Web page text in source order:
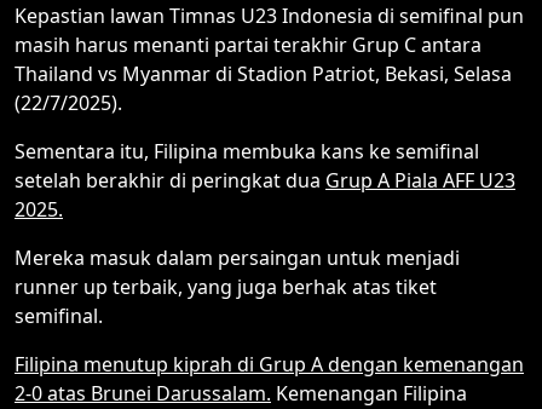
Kepastian lawan Timnas U23 Indonesia di semifinal pun
masih harus menanti partai terakhir Grup C antara
Thailand vs Myanmar di Stadion Patriot, Bekasi, Selasa
(22/7/2025).
Sementara itu, Filipina membuka kans ke semifinal
setelah berakhir di peringkat dua Grup A Piala AFF U23
2025.
Mereka masuk dalam persaingan untuk menjadi
runner up terbaik, yang juga berhak atas tiket
semifinal.
Filipina menutup kiprah di Grup A dengan kemenangan
2-0 atas Brunei Darussalam. Kemenangan Filipina